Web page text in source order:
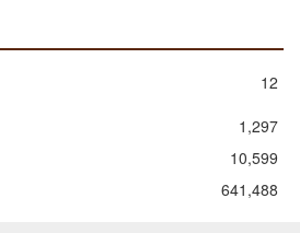
12
1,297
10,599
641,488